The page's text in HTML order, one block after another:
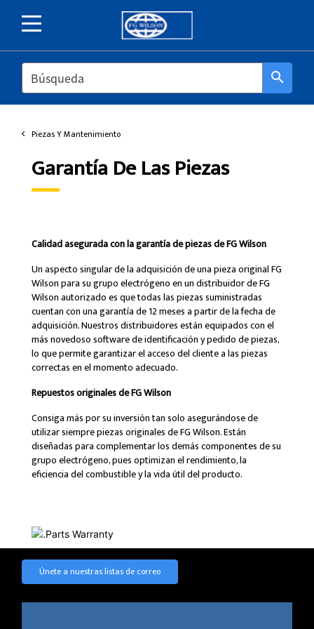
SEARCH search
Piezas Y Mantenimiento
Garantía De Las Piezas
Calidad asegurada con la garantía de piezas de FG Wilson
Un aspecto singular de la adquisición de una pieza original FG
Wilson para su grupo electrógeno en un distribuidor de FG
Wilson autorizado es que todas las piezas suministradas
cuentan con una garantía de 12 meses a partir de la fecha de
adquisición. Nuestros distribuidores están equipados con el
más novedoso software de identificación y pedido de piezas,
lo que permite garantizar el acceso del cliente a las piezas
correctas en el momento adecuado.
Repuestos originales de FG Wilson
Consiga más por su inversión tan solo asegurándose de
utilizar siempre piezas originales de FG Wilson. Están
diseñadas para complementar los demás componentes de su
grupo electrógeno, pues optimizan el rendimiento, la
eficiencia del combustible y la vida útil del producto.
Únete a nuestras listas de correo